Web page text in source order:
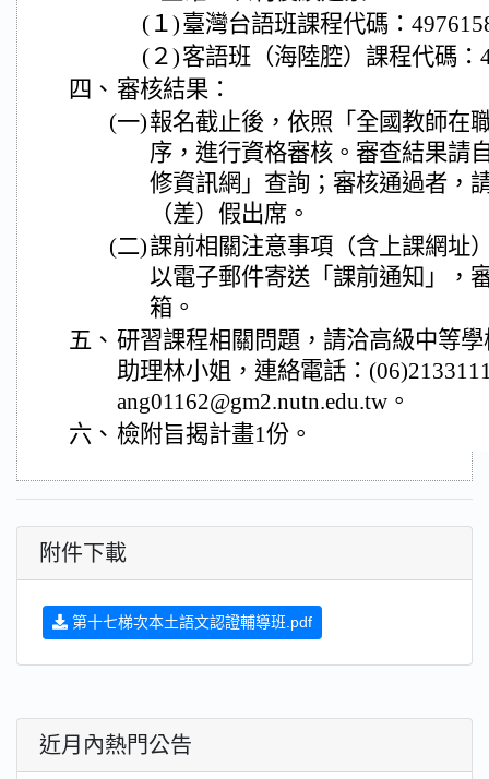
(１)臺灣台語班課程代碼：
(２)客語班（海陸腔）課程代碼：
四、 審核結果：
(一)報名截止後，依照「全國教師在
序，進行資格審核。審查結果請
修資訊網」查詢；審核通過者，
（差）假出席。
(二)課前相關注意事項（含上課網址
以電子郵件寄送「課前通知」，
箱。
五、 研習課程相關問題，請洽高級中等
助理林小姐，連絡電話：
ang01162@gm2.nutn.edu.tw。
六、 檢附旨揭計畫1份。
附件下載
第十七梯次本土語文認證輔導班.pdf
近月內熱門公告